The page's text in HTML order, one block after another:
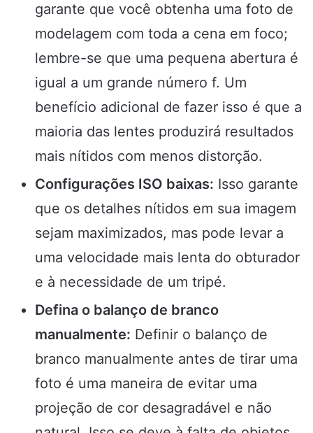
garante que você obtenha uma foto de
modelagem com toda a cena em foco;
lembre-se que uma pequena abertura é
igual a um grande número f. Um
benefício adicional de fazer isso é que a
maioria das lentes produzirá resultados
mais nítidos com menos distorção.
Configurações ISO baixas: Isso garante
que os detalhes nítidos em sua imagem
sejam maximizados, mas pode levar a
uma velocidade mais lenta do obturador
e à necessidade de um tripé.
Defina o balanço de branco
manualmente: Definir o balanço de
branco manualmente antes de tirar uma
foto é uma maneira de evitar uma
projeção de cor desagradável e não